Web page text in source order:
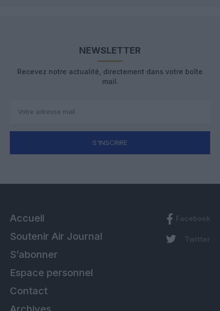
NEWSLETTER
Recevez notre actualité, directement dans votre boîte
mail.
S'INSCRIRE
Accueil
Soutenir Air Journal
S’abonner
Espace personnel
Contact